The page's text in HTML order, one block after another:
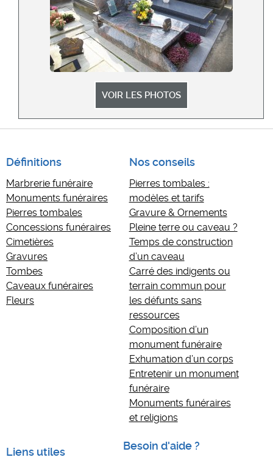
VOIR LES PHOTOS
Définitions
Marbrerie funéraire
Monuments funéraires
Pierres tombales
Concessions funéraires
Cimetières
Gravures
Tombes
Caveaux funéraires
Fleurs
Nos conseils
Pierres tombales :
modèles et tarifs
Gravure & Ornements
Pleine terre ou caveau ?
Temps de construction
d’un caveau
Carré des indigents ou
terrain commun pour
les défunts sans
ressources
Composition d’un
monument funéraire
Exhumation d’un corps
Entretenir un monument
funéraire
Monuments funéraires
et religions
Liens utiles Besoin d'aide ?